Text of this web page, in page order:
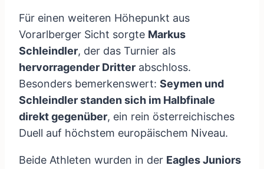
Für einen weiteren Höhepunkt aus
Vorarlberger Sicht sorgte Markus
Schleindler, der das Turnier als
hervorragender Dritter abschloss.
Besonders bemerkenswert: Seymen und
Schleindler standen sich im Halbfinale
direkt gegenüber, ein rein österreichisches
Duell auf höchstem europäischem Niveau.
Beide Athleten wurden in der Eagles Juniors